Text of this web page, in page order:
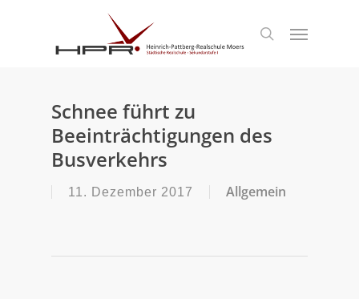
search
Menu
Schnee führt zu
Beeinträchtigungen des
Busverkehrs
11. Dezember 2017 Allgemein